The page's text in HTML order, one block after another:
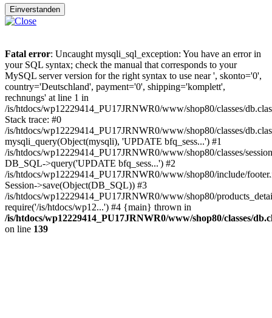
Einverstanden
Fatal error: Uncaught mysqli_sql_exception: You have an error in
your SQL syntax; check the manual that corresponds to your
MySQL server version for the right syntax to use near ', skonto='0',
country='Deutschland', payment='0', shipping='komplett',
rechnungs' at line 1 in
/is/htdocs/wp12229414_PU17JRNWR0/www/shop80/classes/
Stack trace: #0
/is/htdocs/wp12229414_PU17JRNWR0/www/shop80/classes/
mysqli_query(Object(mysqli), 'UPDATE bfq_sess...') #1
/is/htdocs/wp12229414_PU17JRNWR0/www/shop80/classes/
DB_SQL->query('UPDATE bfq_sess...') #2
/is/htdocs/wp12229414_PU17JRNWR0/www/shop80/include/
Session->save(Object(DB_SQL)) #3
/is/htdocs/wp12229414_PU17JRNWR0/www/shop80/
require('/is/htdocs/wp12...') #4 {main} thrown in
/is/htdocs/wp12229414_PU17JRNWR0/www/shop80/classes/
on line 139